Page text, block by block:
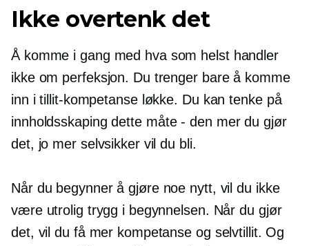
Ikke overtenk det
Å komme i gang med hva som helst handler
ikke om perfeksjon. Du trenger bare å komme
inn itillit-kompetanseløkke. Du kan tenke på
innholdsskaping dette måte - den mer du gjør
det, jo mer selvsikker vil du bli.
Når du begynner å gjøre noe nytt, vil du ikke
være utrolig trygg i begynnelsen. Når du gjør
det, vil du få mer kompetanse og selvtillit. Og